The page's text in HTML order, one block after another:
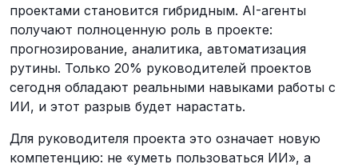
проектами становится гибридным. AI-агенты
получают полноценную роль в проекте:
прогнозирование, аналитика, автоматизация
рутины. Только 20% руководителей проектов
сегодня обладают реальными навыками работы с
ИИ, и этот разрыв будет нарастать.
Для руководителя проекта это означает новую
компетенцию: не «уметь пользоваться ИИ», а